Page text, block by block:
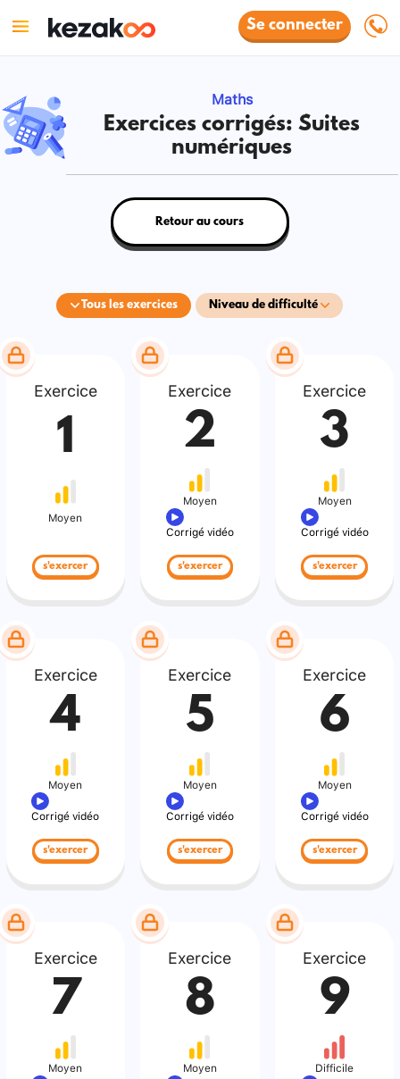
Se connecter
Maths
Exercices corrigés: Suites
numériques
Tous les exercices Niveau de difficulté
Retour au cours
Exercice
1
Moyen
s'exercer
Exercice
2
Moyen
Corrigé vidéo
s'exercer
Exercice
3
Moyen
Corrigé vidéo
s'exercer
Exercice
4
Moyen
Corrigé vidéo
s'exercer
Exercice
5
Moyen
Corrigé vidéo
s'exercer
Exercice
6
Moyen
Corrigé vidéo
s'exercer
Exercice
7
Moyen
Exercice
8
Moyen
Exercice
9
Difficile